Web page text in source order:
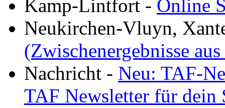
Kamp-Lintfort - Online
Neukirchen-Vluyn,
(Zwischenergebnisse
Nachricht - Neu: TAF-
TAF Newsletter für dein